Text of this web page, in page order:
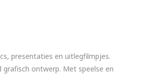
presentaties en uitlegfilmpjes.
grafisch ontwerp. Met speelse en